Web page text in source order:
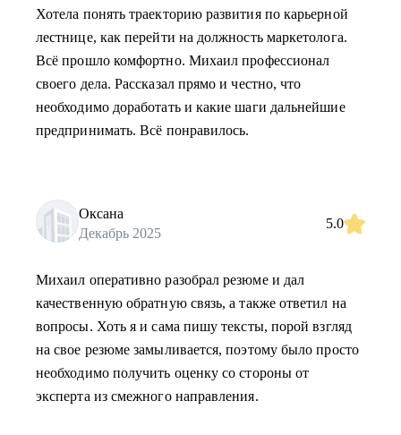
Хотела понять траекторию развития по карьерной
лестнице, как перейти на должность маркетолога.
Всё прошло комфортно. Михаил профессионал
своего дела. Рассказал прямо и честно, что
необходимо доработать и какие шаги дальнейшие
предпринимать. Всё понравилось.
Оксана
Декабрь 2025
5.0
Михаил оперативно разобрал резюме и дал
качественную обратную связь, а также ответил на
вопросы. Хоть я и сама пишу тексты, порой взгляд
на свое резюме замыливается, поэтому было просто
необходимо получить оценку со стороны от
эксперта из смежного направления.